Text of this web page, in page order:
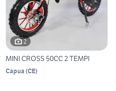
2
MINI CROSS 50CC 2 TEMPI
Capua (CE)